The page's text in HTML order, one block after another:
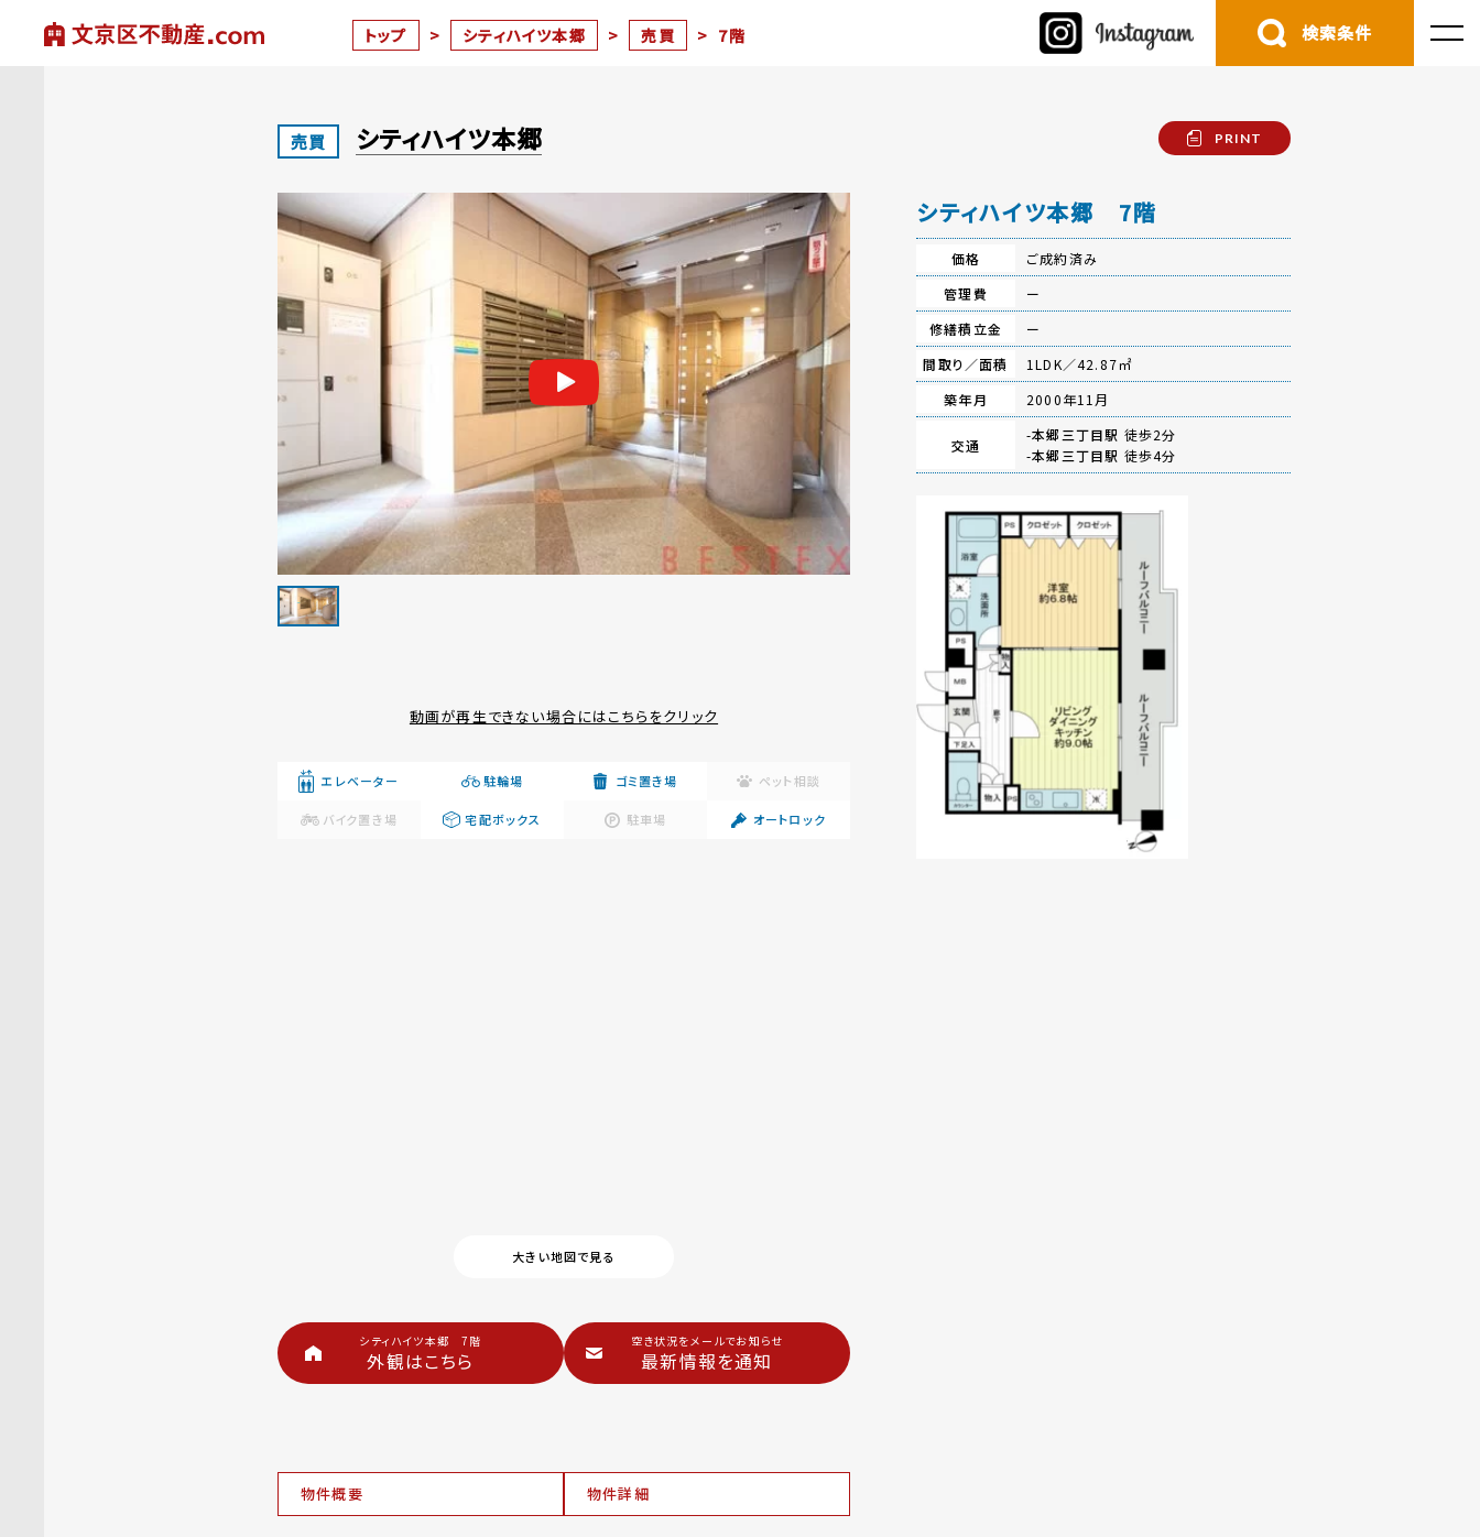
トップ > シティハイツ本郷 > 売買 > 7階 検索条件
売買 シティハイツ本郷 PRINT
動画が再生できない場合にはこちらをクリック
エレベーター 駐輪場 ゴミ置き場 ペット相談
バイク置き場 宅配ボックス 駐車場 オートロック
大きい地図で見る
シティハイツ本郷 7階
外観はこちら
空き状況をメールでお知らせ
最新情報を通知
物件概要 物件詳細
シティハイツ本郷 7階
価格
ご成約済み
管理費
ー
修繕積立金
ー
間取り／面積
1LDK／42.87㎡
築年月
2000年11月
交通
-本郷三丁目駅 徒歩2分
-本郷三丁目駅 徒歩4分